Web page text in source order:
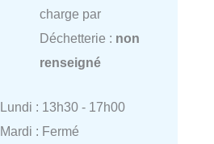
charge par
Déchetterie : non
renseigné
Lundi : 13h30 - 17h00
Mardi : Fermé